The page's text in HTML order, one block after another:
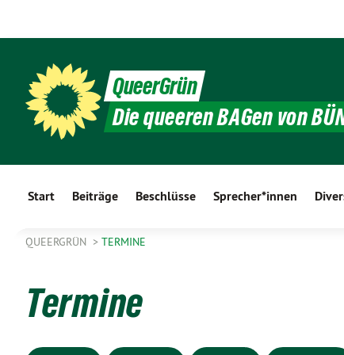
QueerGrün
Die queeren BAGen von
Start Beiträge Beschlüsse Sprecher*innen
QUEERGRÜN TERMINE
Termine